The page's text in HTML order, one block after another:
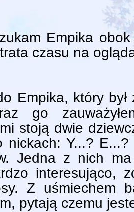
Empika
czasu na
Empika, który
go
stoją dwie
nickach: Y...?
Jedna z nich
interesująco,
Z uśmiechem
pytają czemu